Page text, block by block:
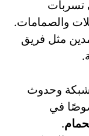
تسربات
والصمامات.
مثل فريق
وحدوث
في
.